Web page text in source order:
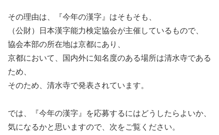
その理由は、『今年の漢字』はそもそも、
（公財）日本漢字能力検定協会が主催しているもので、
協会本部の所在地は京都にあり、
京都において、国内外に知名度のある場所は清水寺である
ため、
そのため、清水寺で発表されています。
では、『今年の漢字』を応募するにはどうしたらよいか、
気になるかと思いますので、次をご覧ください。